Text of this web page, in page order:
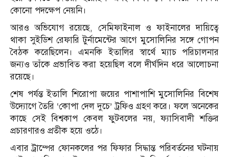
কোনো পদক্ষেপ নেয়নি।
আরও অভিযোগ রয়েছে, সেমিফাইনাল ও ফাইনালের দায়িত্বে
থাকা সুইডিশ রেফারি টুর্নামেন্টের আগে মুসোলিনির সঙ্গে গোপন
বৈঠক করেছিলেন। এমনকি ইতালির স্বার্থে ম্যাচ পরিচালনার
জন্যও তাঁকে প্রভাবিত করা হয়েছিল বলে দীর্ঘদিন ধরে আলোচনা
রয়েছে।
শেষ পর্যন্ত ইতালি শিরোপা জয়ের পাশাপাশি মুসোলিনির বিশেষ
উদ্যোগে তৈরি ‘কোপা দেল দুচে’ ট্রফিও গ্রহণ করে। ফলে অনেকের
কাছে সেই বিশ্বকাপ কেবল ফুটবলের নয়, ফ্যাসিবাদী শক্তির
প্রচারণারও প্রতীক হয়ে ওঠে।
এবার ট্রাম্পের ফোনকলের পর ফিফার সিদ্ধান্ত পরিবর্তনের ঘটনায়